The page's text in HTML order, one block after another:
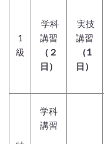
1
級
学科
講習
（２
日）
実技
講習
（1
日）
学科
講習